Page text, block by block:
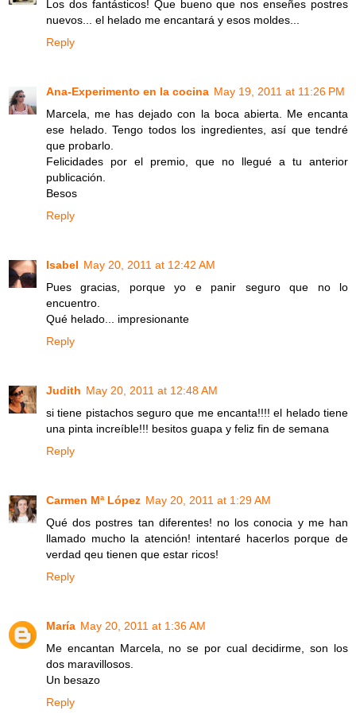
Los dos fantásticos! Que bueno que nos enseñes postres
nuevos... el helado me encantará y esos moldes...
Reply
Ana-Experimento en la cocina May 19, 2011 at 11:26 PM
Marcela, me has dejado con la boca abierta. Me encanta
ese helado. Tengo todos los ingredientes, así que tendré
que probarlo.
Felicidades por el premio, que no llegué a tu anterior
publicación.
Besos
Reply
Isabel May 20, 2011 at 12:42 AM
Pues gracias, porque yo e panir seguro que no lo
encuentro.
Qué helado... impresionante
Reply
Judith May 20, 2011 at 12:48 AM
si tiene pistachos seguro que me encanta!!!! el helado tiene
una pinta increíble!!! besitos guapa y feliz fin de semana
Reply
Carmen Mª López May 20, 2011 at 1:29 AM
Qué dos postres tan diferentes! no los conocia y me han
llamado mucho la atención! intentaré hacerlos porque de
verdad qeu tienen que estar ricos!
Reply
María May 20, 2011 at 1:36 AM
Me encantan Marcela, no se por cual decidirme, son los
dos maravillosos.
Un besazo
Reply